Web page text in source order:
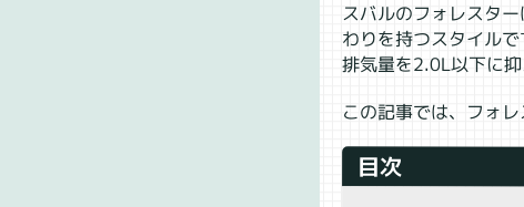
スバルのフォレスタ
わりを持つスタイルで
排気量を2.0L以下に
この記事では、フォ
目次